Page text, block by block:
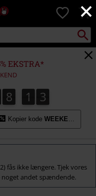
×
0
Søg
EKSTRA*
8
8 1
1 1
2
1
3
2
Kopier kode WEEKEND
fås ikke længere. Tjek vores
andet spændende.